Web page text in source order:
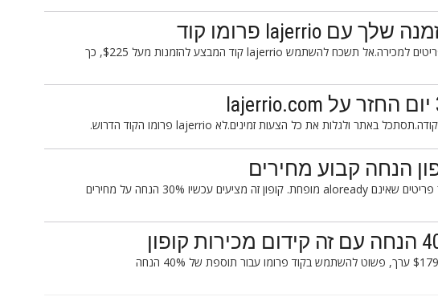
ראש lajerrio.com לגלות את הפריטים למכירה.אל תשכח להשתמש lajerrio קוד המבצע להזמנות מעל $225, כך
זה LAJERRIO קופון לא עובד עבור פריטים שאינם aloready מופחת. קופון זה מציעים עכשיו 30% הנחה על מחירים